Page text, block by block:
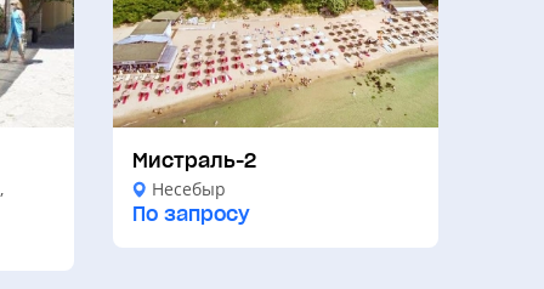
Мистраль-2
Несебыр
По запросу